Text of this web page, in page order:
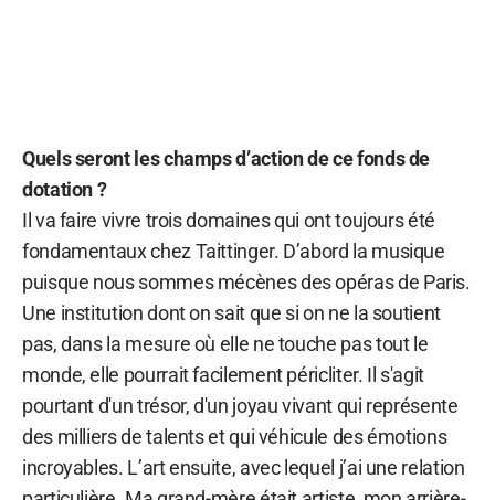
Quels seront les champs d’action de ce fonds de
dotation ?
Il va faire vivre trois domaines qui ont toujours été
fondamentaux chez Taittinger. D’abord la musique
puisque nous sommes mécènes des opéras de Paris.
Une institution dont on sait que si on ne la soutient
pas, dans la mesure où elle ne touche pas tout le
monde, elle pourrait facilement péricliter. Il s'agit
pourtant d'un trésor, d'un joyau vivant qui représente
des milliers de talents et qui véhicule des émotions
incroyables. L’art ensuite, avec lequel j’ai une relation